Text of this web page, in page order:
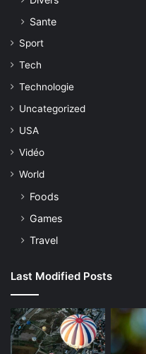
Sante
Sport
Tech
Technologie
Uncategorized
USA
Vidéo
World
Foods
Games
Travel
Last Modified Posts